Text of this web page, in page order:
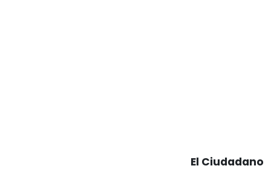
El Ciudadano